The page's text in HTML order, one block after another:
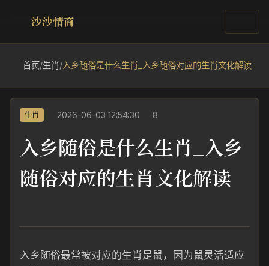
沙沙情商
首页/生肖/入乡随俗是什么生肖_入乡随俗对应的生肖文化解读
生肖 2026-06-03 12:54:30 8
入乡随俗是什么生肖_入乡
随俗对应的生肖文化解读
入乡随俗最常被对应的生肖是鼠，因为鼠灵活适应